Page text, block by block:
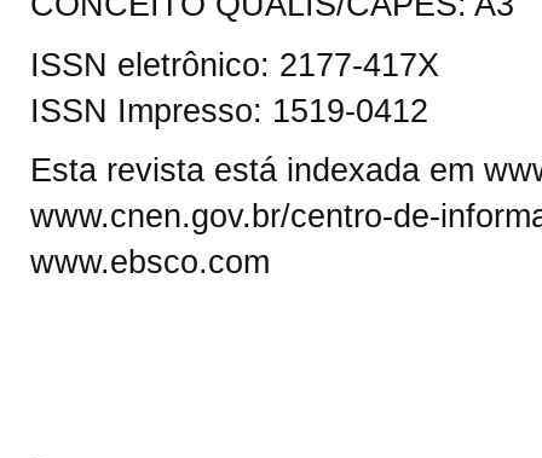
ISSN eletrônico: 2177-417X
ISSN Impresso: 1519-0412
Esta revista está indexada em
www.cnen.gov.br/centro-de-
www.ebsco.com